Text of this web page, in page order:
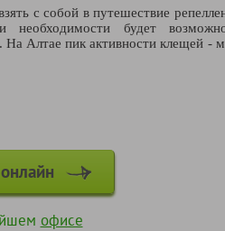
с собой в путешествие
будет
Алтае пик активности клещей -
офисе